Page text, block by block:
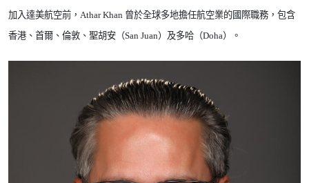
加入達美航空前， Athar Khan 曾於全球多地擔任航空業的國際職務，包含
香港、首爾、倫敦、聖胡安（San Juan）及多哈（Doha）。